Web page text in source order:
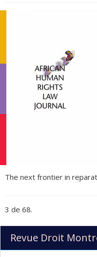
The next frontier in
3 de 68.
Revue Droit